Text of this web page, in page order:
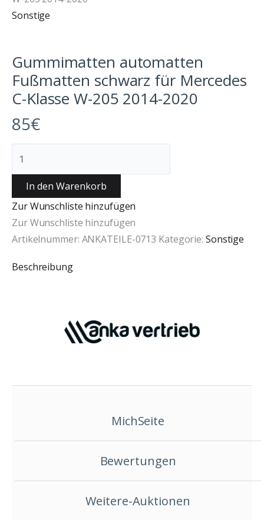
Sonstige
Gummimatten automatten
Fußmatten schwarz für Mercedes
C-Klasse W-205 2014-2020
85€
In den Warenkorb
Zur Wunschliste hinzufügen
Zur Wunschliste hinzufügen
Artikelnummer: ANKATEILE-0713 Kategorie: Sonstige
Beschreibung
MichSeite
Bewertungen
Weitere-Auktionen